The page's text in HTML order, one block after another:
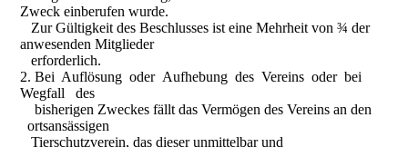
Zweck einberufen wurde.
Zur Gültigkeit des Beschlusses ist eine Mehrheit von ¾ der
anwesenden Mitglieder
erforderlich.
2. Bei Auflösung oder Aufhebung des Vereins oder bei
Wegfall des
bisherigen Zweckes fällt das Vermögen des Vereins an den
ortsansässigen
Tierschutzverein, das dieser unmittelbar und